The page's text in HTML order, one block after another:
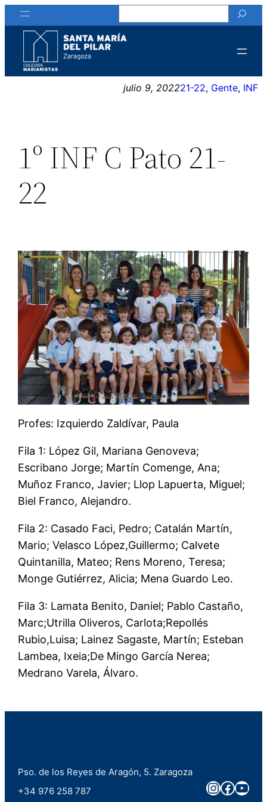
Saltar
al
contenido
julio 9, 202221-22, Gente, INF
1º INF C Pato 21-
22
Profes: Izquierdo Zaldívar, Paula
Fila 1: López Gil, Mariana Genoveva;
Escribano Jorge; Martín Comenge, Ana;
Muñoz Franco, Javier; Llop Lapuerta, Miguel;
Biel Franco, Alejandro.
Fila 2: Casado Faci, Pedro; Catalán Martín,
Mario; Velasco López,Guillermo; Calvete
Quintanilla, Mateo; Rens Moreno, Teresa;
Monge Gutiérrez, Alicia; Mena Guardo Leo.
Fila 3: Lamata Benito, Daniel; Pablo Castaño,
Marc;Utrilla Oliveros, Carlota;Repollés
Rubio,Luisa; Lainez Sagaste, Martín; Esteban
Lambea, Ixeia;De Mingo García Nerea;
Medrano Varela, Álvaro.
Pso. de los Reyes de Aragón, 5. Zaragoza
+34 976 258 787